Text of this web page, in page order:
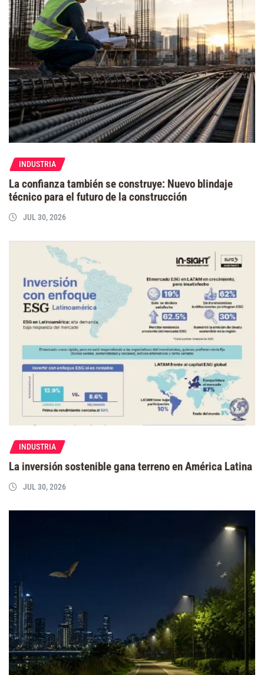
INDUSTRIA
La confianza también se construye: Nuevo blindaje
técnico para el futuro de la construcción
JUL 30, 2026
INDUSTRIA
La inversión sostenible gana terreno en América Latina
JUL 30, 2026